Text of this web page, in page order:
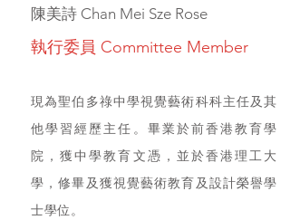
陳美詩 Chan Mei Sze Rose
執行委員 Committee Member
現為聖伯多祿中學視覺藝術科科主任及其
他學習經歷主任。畢業於前香港教育學
院，獲中學教育文憑，並於香港理工大
學，修畢及獲視覺藝術教育及設計榮譽學
士學位。